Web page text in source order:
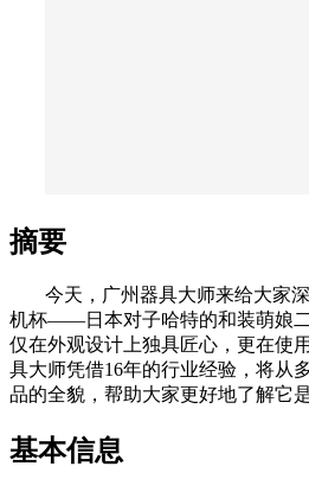
摘要
今天，广州器具大师来给大家
机杯——日本对子哈特的和装萌娘
仅在外观设计上独具匠心，更在使
具大师凭借16年的行业经验，将从
品的全貌，帮助大家更好地了解它
基本信息